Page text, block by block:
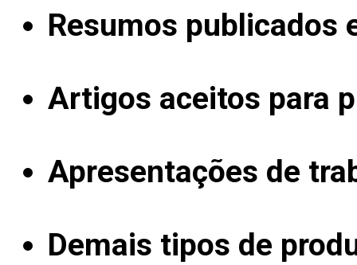
Resumos publicados
Artigos aceitos para
Apresentações de
Demais tipos de